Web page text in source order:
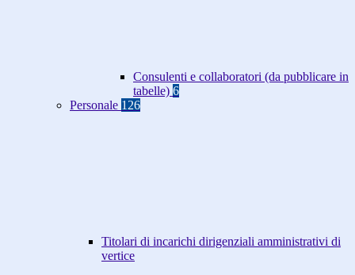
Consulenti e collaboratori (da pubblicare in
tabelle) 6
Personale 126
Titolari di incarichi dirigenziali amministrativi di
vertice